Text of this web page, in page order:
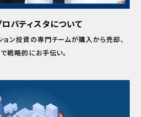
パティスタについて
ョン投資の専門チームが購入から売却、
戦略的にお手伝い。